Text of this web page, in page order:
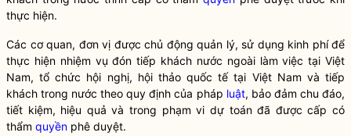
thực hiện.
Các cơ quan, đơn vị được chủ động quản lý, sử dụng kinh phí để
thực hiện nhiệm vụ đón tiếp khách nước ngoài làm việc tại Việt
Nam, tổ chức hội nghị, hội thảo quốc tế tại Việt Nam và tiếp
khách trong nước theo quy định của pháp luật, bảo đảm chu đáo,
tiết kiệm, hiệu quả và trong phạm vi dự toán đã được cấp có
thẩm quyền phê duyệt.